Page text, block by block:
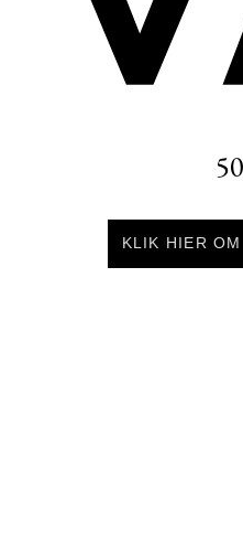
KLIK HIER